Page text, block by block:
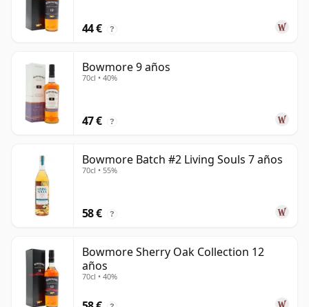
44 € ?
Bowmore 9 años
70cl • 40%
47 € ?
Bowmore Batch #2 Living Souls 7 años
70cl • 55%
58 € ?
Bowmore Sherry Oak Collection 12
años
70cl • 40%